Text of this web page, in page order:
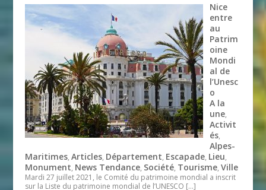
Nice
entre
au
Patrim
oine
Mondi
al de
l’Unesc
o
A la
une,
Activit
és,
Alpes-
Maritimes,Articles, Département, Escapade, Lieu,
Monument, News Tendance, Société, Tourisme,Ville
Mardi 27 juillet 2021, le Comité du patrimoine mondial a inscrit
sur la Liste du patrimoine mondial de l’UNESCO […]